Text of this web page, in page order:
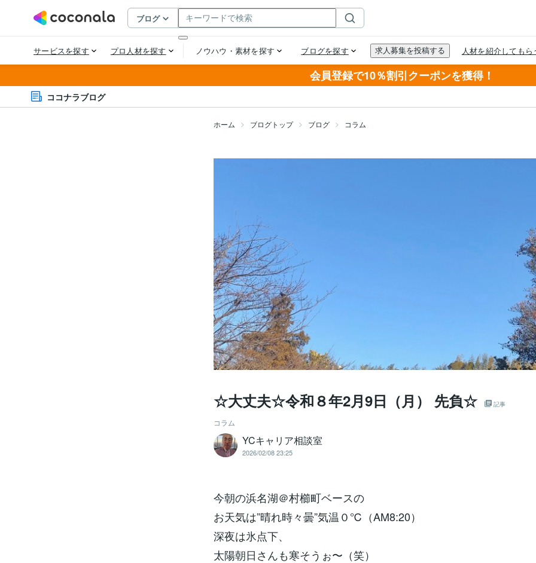
会員登録で10％割引クーポンを獲得！
ココナラブログ
ホーム ブログトップ ブログ コラム
☆大丈夫☆令和８年2月9日（月） 先負☆ 記事
コラム
YCキャリア相談室
2026/02/08 23:25
今朝の浜名湖＠村櫛町ベースの
お天気は”晴れ時々曇”気温０℃（AM8:20）
深夜は氷点下、
太陽朝日さんも寒そうぉ〜（笑）